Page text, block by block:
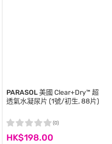
PARASOL美國 Clear+Dry™ 超
透氣水凝尿片 (1號/初生, 88片)
HK$198.00
(0)